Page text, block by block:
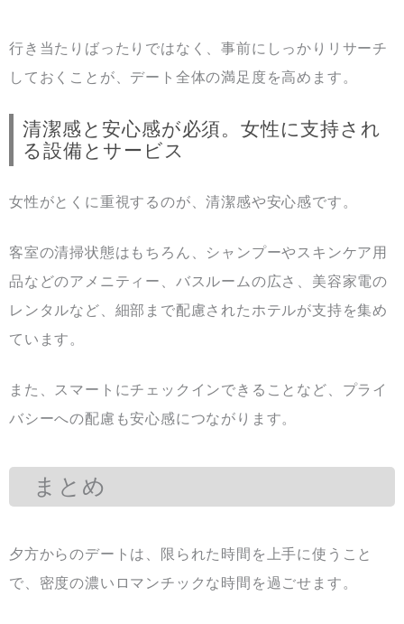
行き当たりばったりではなく、事前にしっかりリサーチ
しておくことが、デート全体の満足度を高めます。
清潔感と安心感が必須。女性に支持され
る設備とサービス
女性がとくに重視するのが、清潔感や安心感です。
客室の清掃状態はもちろん、シャンプーやスキンケア用
品などのアメニティー、バスルームの広さ、美容家電の
レンタルなど、細部まで配慮されたホテルが支持を集め
ています。
また、スマートにチェックインできることなど、プライ
バシーへの配慮も安心感につながります。
まとめ
夕方からのデートは、限られた時間を上手に使うこと
で、密度の濃いロマンチックな時間を過ごせます。